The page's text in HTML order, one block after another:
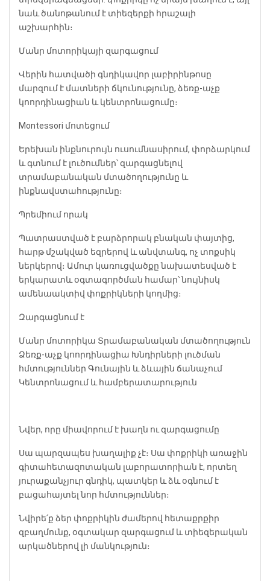
նաև ծանոթանում է տիեզերքի հրաշալի
աշխարհին։
Մանր մոտորիկայի զարգացում
Վերին հատվածի գնդիկավոր լաբիրինթոսը
մարզում է մատների ճկունությունը, ձեռք-աչք
կոորդինացիան և կենտրոնացումը։
Montessori մոտեցում
Երեխան ինքնուրույն ուսումնասիրում, փորձարկում
և գտնում է լուծումներ՝ զարգացնելով
տրամաբանական մտածողությունը և
ինքնավստահությունը։
Պրեմիում որակ
Պատրաստված է բարձրորակ բնական փայտից,
հարթ մշակված եզրերով և անվտանգ, ոչ տոքսիկ
ներկերով։ Ամուր կառուցվածքը նախատեսված է
երկարատև օգտագործման համար՝ նույնիսկ
ամենաակտիվ փոքրիկների կողմից։
Զարգացնում է
Մանր մոտորիկա Տրամաբանական մտածողություն
Ձեռք-աչք կոորդինացիա Խնդիրների լուծման
հմտություններ Գունային և ձևային ճանաչում
Կենտրոնացում և համբերատարություն
Նվեր, որը միավորում է խաղն ու զարգացումը
Սա պարզապես խաղալիք չէ։ Սա փոքրիկի առաջին
գիտահետազոտական լաբորատորիան է, որտեղ
յուրաքանչյուր գնդիկ, պատկեր և ձև օգնում է
բացահայտել նոր հմտություններ։
Նվիրե՛ք ձեր փոքրիկին ժամերով հետաքրքիր
զբաղմունք, օգտակար զարգացում և տիեզերական
արկածներով լի մանկություն։